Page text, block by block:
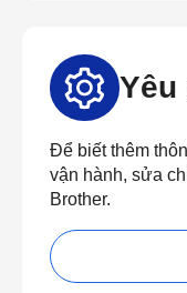
Yêu
Để biết thêm
vận hành, sửa
Brother.